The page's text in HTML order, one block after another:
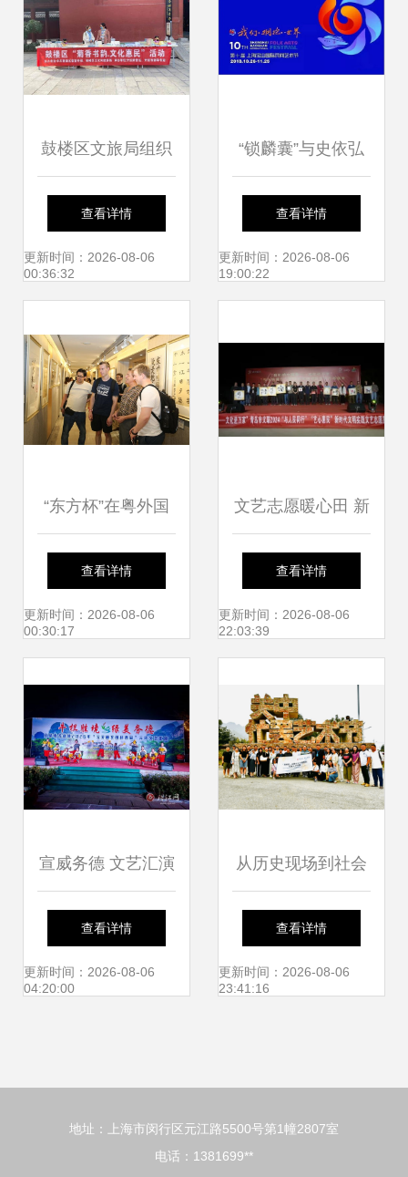
原一行到访我校记
略
鼓楼区文旅局组织
开展文化惠民活动
搭建文化艺术交流
查看详情
更新时间：2026-08-06
00:36:32
“锁麟囊”与史依弘
携手三场演出 伟长
楼文化盛宴即将开
查看详情
更新时间：2026-08-06
19:00:22
“东方杯”在粤外国
人汉字书法大赛颁
奖典礼在深圳成功
查看详情
更新时间：2026-08-06
00:30:17
文艺志愿暖心田 新
时代文明实践走进
岑李家村
查看详情
更新时间：2026-08-06
22:03:39
宣威务德 文艺汇演
闹元宵，花灯非遗
唱不停
查看详情
更新时间：2026-08-06
04:20:00
从历史现场到社会
现场 关中忙罢艺术
节的实践转向与交
查看详情
更新时间：2026-08-06
23:41:16
地址：上海市闵行区元江路5500号第1幢2807室
电话：1381699**